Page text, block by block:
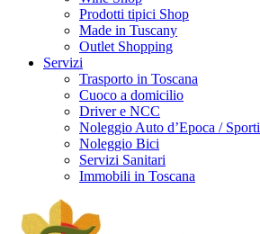
Prodotti tipici Shop
Made in Tuscany
Outlet Shopping
Servizi
Trasporto in Toscana
Cuoco a domicilio
Driver e NCC
Noleggio Auto d’Epoca /
Noleggio Bici
Servizi Sanitari
Immobili in Toscana